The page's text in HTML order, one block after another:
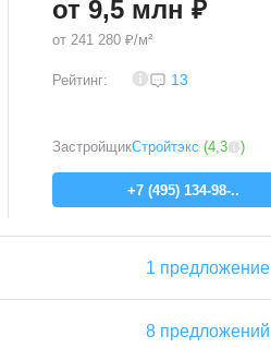
от 9,5 млн ₽
от 241 280 ₽/м²
Рейтинг: 13
ЗастройщикСтройтэкс (4,3 )
+7 (495) 134-98-..
1 предложение
8 предложений